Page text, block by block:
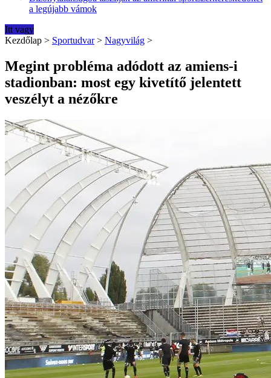
a legújabb vámok
Itt vagy
Kezdőlap > Sportudvar > Nagyvilág >
Megint probléma adódott az amiens-i
stadionban: most egy kivetítő jelentett
veszélyt a nézőkre